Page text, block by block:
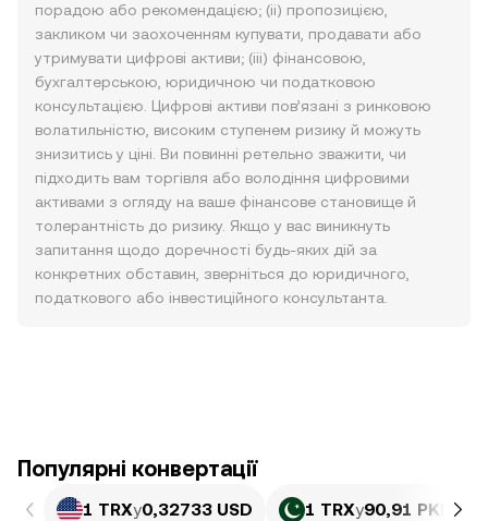
порадою або рекомендацією; (ii) пропозицією,
закликом чи заохоченням купувати, продавати або
утримувати цифрові активи; (iii) фінансовою,
бухгалтерською, юридичною чи податковою
консультацією. Цифрові активи пов’язані з ринковою
волатильністю, високим ступенем ризику й можуть
знизитись у ціні. Ви повинні ретельно зважити, чи
підходить вам торгівля або володіння цифровими
активами з огляду на ваше фінансове становище й
толерантність до ризику. Якщо у вас виникнуть
запитання щодо доречності будь-яких дій за
конкретних обставин, зверніться до юридичного,
податкового або інвестиційного консультанта.
Популярні конвертації
1 TRXу0,32733 USD 1 TRXу90,91 PKR